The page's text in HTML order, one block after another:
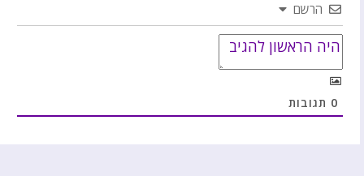
הרשם
0 תגובות